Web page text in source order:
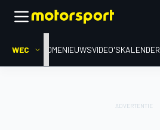
WEC HOMENIEUWSVIDEO'SKALENDER